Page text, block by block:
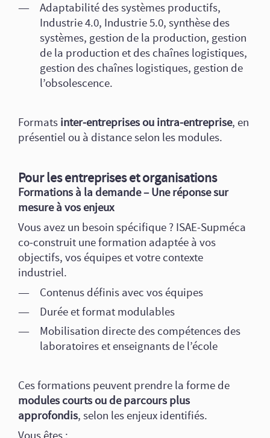
Adaptabilité des systèmes productifs,
Industrie 4.0, Industrie 5.0, synthèse des
systèmes, gestion de la production, gestion
de la production et des chaînes logistiques,
gestion des chaînes logistiques, gestion de
l’obsolescence.
Formats inter‑entreprises ou intra‑entreprise, en
présentiel ou à distance selon les modules.
Pour les entreprises et organisations
Formations à la demande – Une réponse sur
mesure à vos enjeux
Vous avez un besoin spécifique ? ISAE‑Supméca
co‑construit une formation adaptée à vos
objectifs, vos équipes et votre contexte
industriel.
Contenus définis avec vos équipes
Durée et format modulables
Mobilisation directe des compétences des
laboratoires et enseignants de l’école
Ces formations peuvent prendre la forme de
modules courts ou de parcours plus
approfondis, selon les enjeux identifiés.